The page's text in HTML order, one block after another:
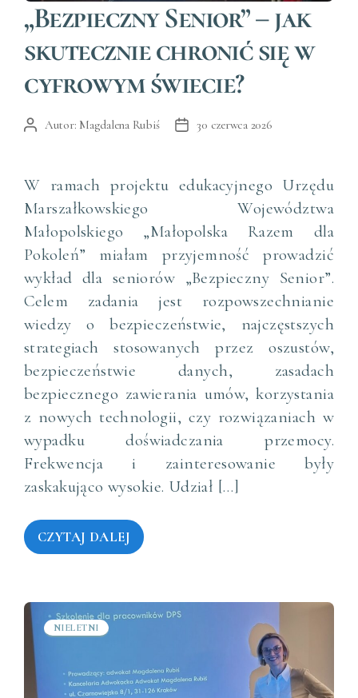
Kategorie
„Bezpieczny Senior” – jak
skutecznie chronić się w
cyfrowym świecie?
AutorAutor: Magdalena Rubiś
Data30 czerwca 2026
W ramach projektu edukacyjnego Urzędu
Marszałkowskiego Województwa
Małopolskiego „Małopolska Razem dla
Pokoleń” miałam przyjemność prowadzić
wykład dla seniorów „Bezpieczny Senior”.
Celem zadania jest rozpowszechnianie
wiedzy o bezpieczeństwie, najczęstszych
strategiach stosowanych przez oszustów,
bezpieczeństwie danych, zasadach
bezpiecznego zawierania umów, korzystania
z nowych technologii, czy rozwiązaniach w
wypadku doświadczania przemocy.
Frekwencja i zainteresowanie były
zaskakująco wysokie. Udział […]
CZYTAJ DALEJ
NIELETNI